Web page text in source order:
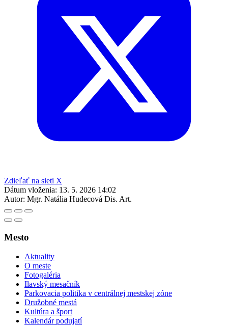
Zdieľať na sieti X
Dátum vloženia: 13. 5. 2026 14:02
Autor: Mgr. Natália Hudecová Dis. Art.
Mesto
Aktuality
O meste
Fotogaléria
Ilavský mesačník
Parkovacia politika v centrálnej mestskej zóne
Družobné mestá
Kultúra a šport
Kalendár podujatí